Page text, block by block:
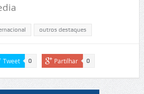
outros destaques
Tweet 0 Partilhar 0